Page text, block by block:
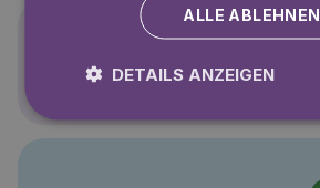
Polly Pocket
ALLE ABLEHNEN
DETAILS ANZEIGEN